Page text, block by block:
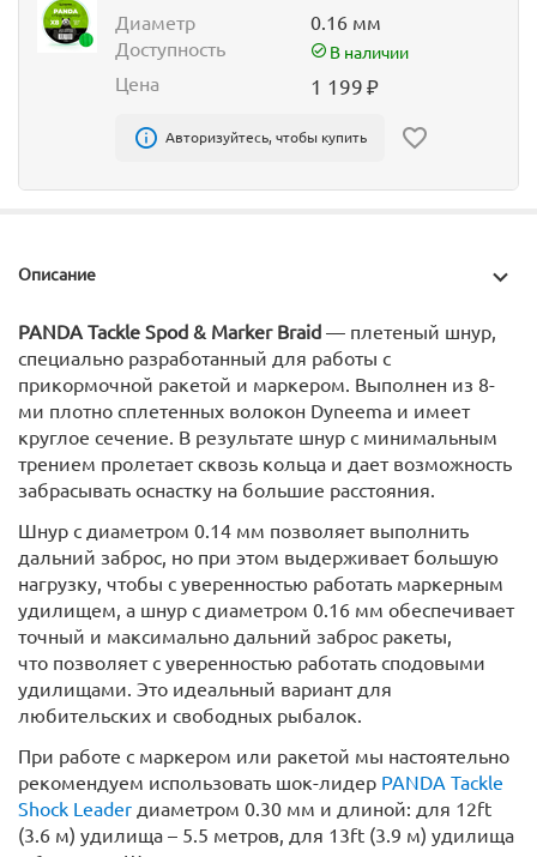
Диаметр
0.16 мм
Доступность
В наличии
Цена 1 199₽
Авторизуйтесь, чтобы купить
Описание
PANDA Tackle Spod & Marker Braid — плетеный шнур,
специально разработанный для работы с
прикормочной ракетой и маркером. Выполнен из 8-
ми плотно сплетенных волокон Dyneema и имеет
круглое сечение. В результате шнур с минимальным
трением пролетает сквозь кольца и дает возможность
забрасывать оснастку на большие расстояния.
Шнур с диаметром 0.14 мм позволяет выполнить
дальний заброс, но при этом выдерживает большую
нагрузку, чтобы с уверенностью работать маркерным
удилищем, а шнур с диаметром 0.16 мм обеспечивает
точный и максимально дальний заброс ракеты,
что позволяет с уверенностью работать сподовыми
удилищами. Это идеальный вариант для
любительских и свободных рыбалок.
При работе с маркером или ракетой мы настоятельно
рекомендуем использовать шок-лидер PANDA Tackle
Shock Leader диаметром 0.30 мм и длиной: для 12ft
(3.6 м) удилища – 5.5 метров, для 13ft (3.9 м) удилища